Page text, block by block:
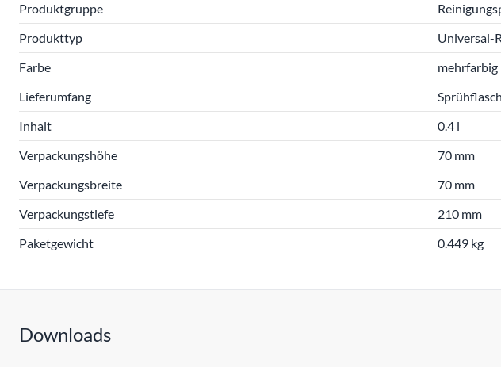
Produktgruppe
Produkttyp
Universal-
Farbe
mehrfarbig
Lieferumfang
Inhalt
0.4 l
Verpackungshöhe
70 mm
Verpackungsbreite
70 mm
Verpackungstiefe
210 mm
Paketgewicht
0.449 kg
Downloads